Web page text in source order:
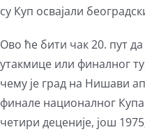
су Куп освајали
Ово ће бити чак 20. пут
утакмице или финалног
чему је град на Нишави
финале националног
четири деценије, још